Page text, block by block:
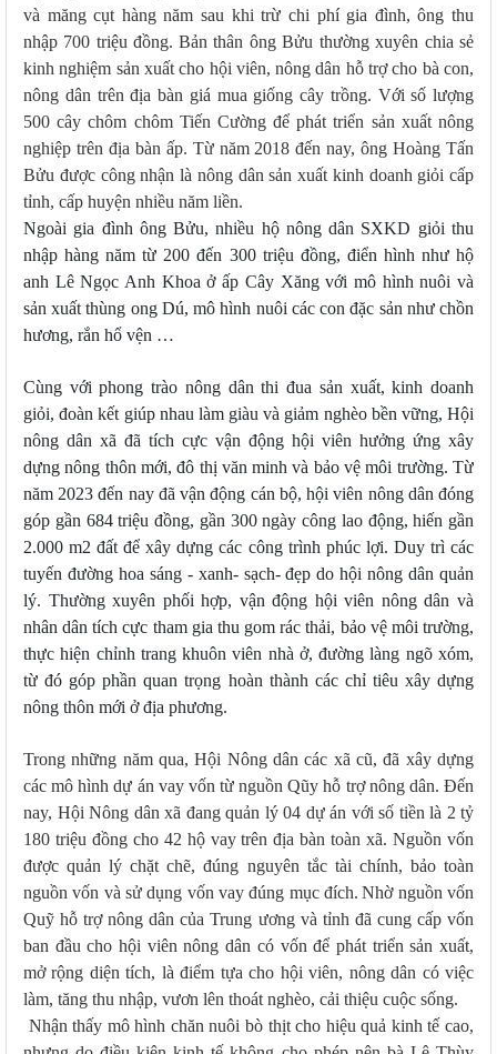
và măng cụt hàng năm sau khi trừ chi phí gia đình, ông thu
nhập 700 triệu đồng. Bản thân ông Bửu thường xuyên chia sẻ
kinh nghiệm sản xuất cho hội viên, nông dân hỗ trợ cho bà con,
nông dân trên địa bàn giá mua giống cây trồng. Với số lượng
500 cây chôm chôm Tiến Cường để phát triển sản xuất nông
nghiệp trên địa bàn ấp. Từ năm 2018 đến nay, ông Hoàng Tấn
Bửu được công nhận là nông dân sản xuất kinh doanh giỏi cấp
tỉnh, cấp huyện nhiều năm liền.
Ngoài gia đình ông Bửu, nhiều hộ nông dân SXKD giỏi thu
nhập hàng năm từ 200 đến 300 triệu đồng, điển hình như hộ
anh Lê Ngọc Anh Khoa ở ấp Cây Xăng với mô hình nuôi và
sản xuất thùng ong Dú, mô hình nuôi các con đặc sản như chồn
hương, rắn hổ vện …
Cùng với phong trào nông dân thi đua sản xuất, kinh doanh
giỏi, đoàn kết giúp nhau làm giàu và giảm nghèo bền vững, Hội
nông dân xã đã tích cực vận động hội viên hưởng ứng xây
dựng nông thôn mới, đô thị văn minh và bảo vệ môi trường. Từ
năm 2023 đến nay đã vận động cán bộ, hội viên nông dân đóng
góp gần 684 triệu đồng, gần 300 ngày công lao động, hiến gần
2.000 m2 đất để xây dựng các công trình phúc lợi. Duy trì các
tuyến đường hoa sáng - xanh- sạch- đẹp do hội nông dân quản
lý. Thường xuyên phối hợp, vận động hội viên nông dân và
nhân dân tích cực tham gia thu gom rác thải, bảo vệ môi trường,
thực hiện chỉnh trang khuôn viên nhà ở, đường làng ngõ xóm,
từ đó góp phần quan trọng hoàn thành các chỉ tiêu xây dựng
nông thôn mới ở địa phương.
Trong những năm qua, Hội Nông dân các xã cũ, đã xây dựng
các mô hình dự án vay vốn từ nguồn Qũy hỗ trợ nông dân. Đến
nay, Hội Nông dân xã đang quản lý 04 dự án với số tiền là 2 tỷ
180 triệu đồng cho 42 hộ vay trên địa bàn toàn xã. Nguồn vốn
được quản lý chặt chẽ, đúng nguyên tắc tài chính, bảo toàn
nguồn vốn và sử dụng vốn vay đúng mục đích. Nhờ nguồn vốn
Quỹ hỗ trợ nông dân của Trung ương và tỉnh đã cung cấp vốn
ban đầu cho hội viên nông dân có vốn để phát triển sản xuất,
mở rộng diện tích, là điểm tựa cho hội viên, nông dân có việc
làm, tăng thu nhập, vươn lên thoát nghèo, cải thiệu cuộc sống.
Nhận thấy mô hình chăn nuôi bò thịt cho hiệu quả kinh tế cao,